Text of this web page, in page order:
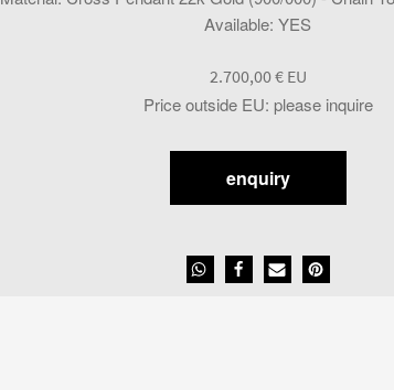
Available:YES
Price outside EU: please inquire
2.700,00€
enquiry